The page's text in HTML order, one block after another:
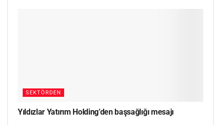
SEKTÖRDEN
Yıldızlar Yatırım Holding’den başsağlığı mesajı